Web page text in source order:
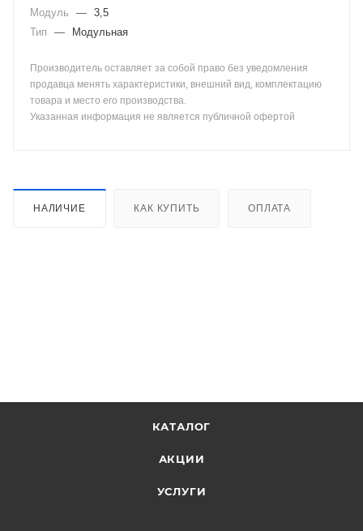
Модуль
— 3,5
Тип
— Модульная
Производитель оставляет за собой право без уведомления
продавца менять характеристики, внешний вид, комплектацию
товара и место его производства.
Указанная информация не является публичной офертой
НАЛИЧИЕ КАК КУПИТЬ ОПЛАТА
КАТАЛОГ
АКЦИИ
УСЛУГИ